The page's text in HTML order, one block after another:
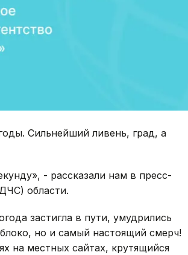
Сильнейший ливень, град, а
- рассказали нам в пресс-
области.
застигла в пути, умудрились
но и самый настоящий смерч!
на местных сайтах, крутящийся